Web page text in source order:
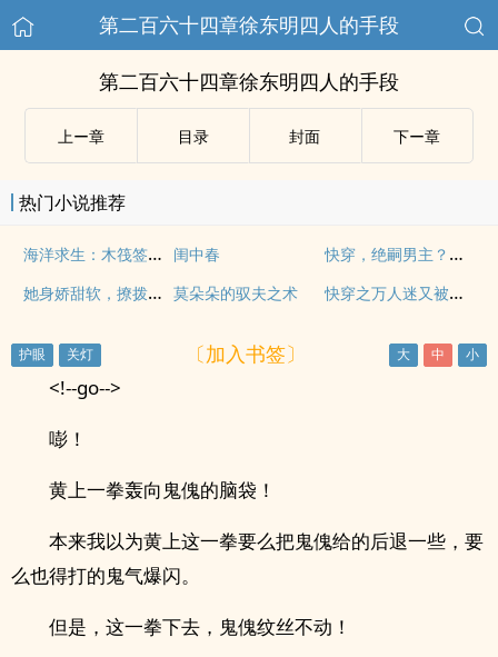
第二百六十四章徐东明四人的手段
第二百六十四章徐东明四人的手段
上ー章 目录 封面 下ー章
热门小说推荐
海洋求生：木筏签到之旅 闺中春
快穿，绝嗣男主？炮灰女配来生子
她身娇甜软，撩拨禁欲律师下神坛 莫朵朵的驭夫之术 快穿之万人迷又被男主攻略了
〔加入书签〕
<!--go-->
嘭！
黄上一拳轰向鬼傀的脑袋！
本来我以为黄上这一拳要么把鬼傀给的后退一些，要
么也得打的鬼气爆闪。
但是，这一拳下去，鬼傀纹丝不动！